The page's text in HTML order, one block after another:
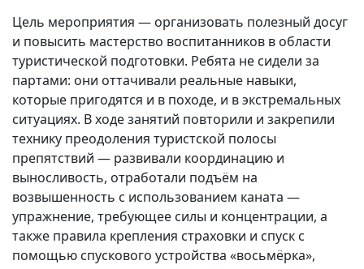
Цель мероприятия — организовать полезный досуг
и повысить мастерство воспитанников в области
туристической подготовки. Ребята не сидели за
партами: они оттачивали реальные навыки,
которые пригодятся и в походе, и в экстремальных
ситуациях. В ходе занятий повторили и закрепили
технику преодоления туристской полосы
препятствий — развивали координацию и
выносливость, отработали подъём на
возвышенность с использованием каната —
упражнение, требующее силы и концентрации, а
также правила крепления страховки и спуск с
помощью спускового устройства «восьмёрка»,